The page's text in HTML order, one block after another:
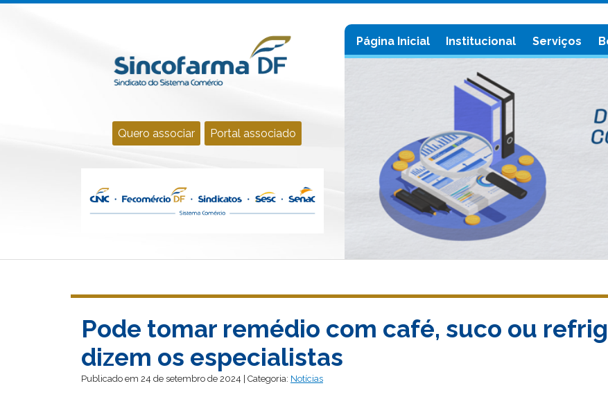
Quero associar Portal associado
Página Inicial Institucional Serviços
Pode tomar remédio com café, suco ou
dizem os especialistas
Publicado em 24 de setembro de 2024 | Categoria: Notícias